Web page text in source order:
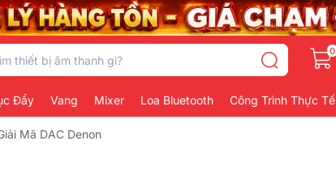
0
Đẩy Vang Mixer Loa Bluetooth Công Trình Thực Tế
Mã DAC Denon